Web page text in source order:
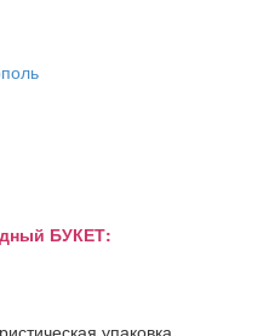
БУКЕТ:
упаковка,